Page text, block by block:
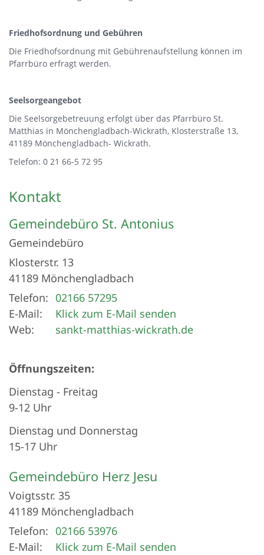
Friedhofsordnung und Gebühren
Die Friedhofsordnung mit Gebührenaufstellung können im
Pfarrbüro erfragt werden.
Seelsorgeangebot
Die Seelsorgebetreuung erfolgt über das Pfarrbüro St.
Matthias in Mönchengladbach-Wickrath, Klosterstraße 13,
41189 Mönchengladbach- Wickrath.
Telefon: 0 21 66-5 72 95
Kontakt
Gemeindebüro St. Antonius
Gemeindebüro
Klosterstr. 13
41189 Mönchengladbach
Telefon: 02166 57295
E-Mail:
Klick zum E-Mail senden
Web:
sankt-matthias-wickrath.de
Öffnungszeiten:
Dienstag - Freitag
9-12 Uhr
Dienstag und Donnerstag
15-17 Uhr
Gemeindebüro Herz Jesu
Voigtsstr. 35
41189 Mönchengladbach
Telefon: 02166 53976
E-Mail:
Klick zum E-Mail senden